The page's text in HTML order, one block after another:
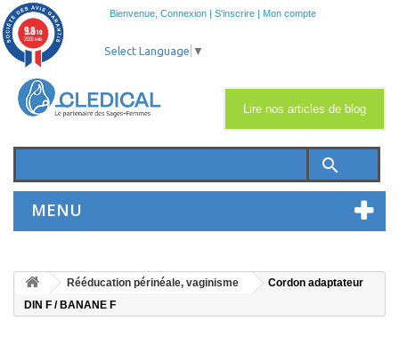
Bienvenue, Connexion | S'inscrire | Mon compte
search
MENU
Lire nos articles de blog
Select Language ▼
Rééducation périnéale, vaginisme
Cordon adaptateur
DIN F / BANANE F
9.8/10
2033 avis